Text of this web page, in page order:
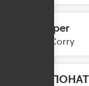
Whisper
Joel Corry
ЭКСПОНАТ